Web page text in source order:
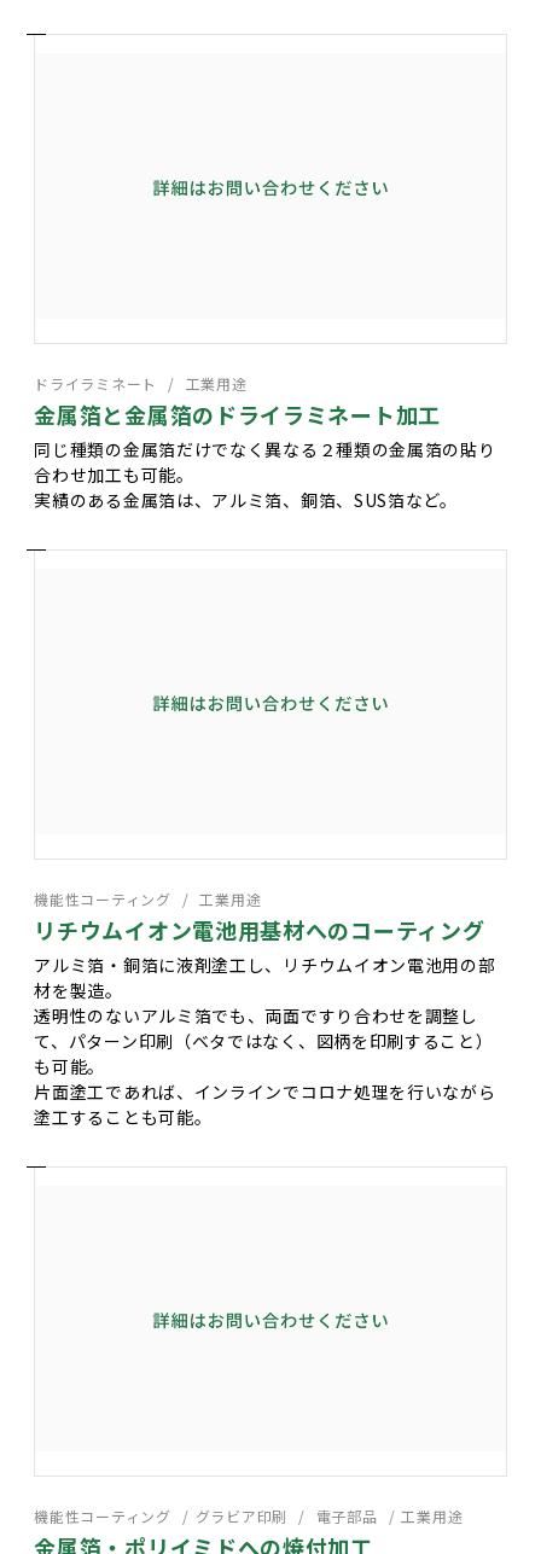
ドライラミネート 工業用途
金属箔と金属箔のドライラミネート加工
同じ種類の金属箔だけでなく異なる２種類の金属箔の貼り
合わせ加工も可能。
実績のある金属箔は、アルミ箔、銅箔、SUS箔など。
機能性コーティング 工業用途
リチウムイオン電池用基材へのコーティング
アルミ箔・銅箔に液剤塗工し、リチウムイオン電池用の部
材を製造。
透明性のないアルミ箔でも、両面ですり合わせを調整し
て、パターン印刷（ベタではなく、図柄を印刷すること）
も可能。
片面塗工であれば、インラインでコロナ処理を行いながら
塗工することも可能。
機能性コーティング グラビア印刷 電子部品 工業用途
金属箔・ポリイミドへの焼付加工